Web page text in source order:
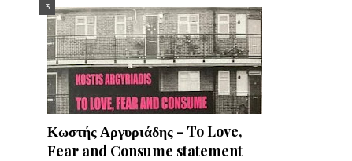
Κωστής Αργυριάδης - To Love,
Fear and Consume statement